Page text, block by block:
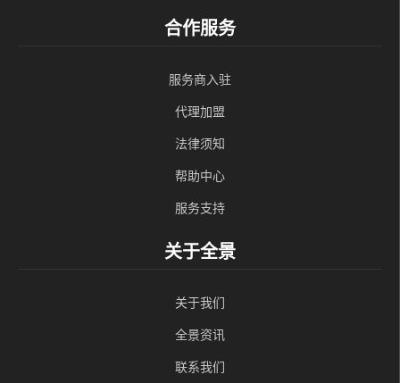
合作服务
服务商入驻
代理加盟
法律须知
帮助中心
服务支持
关于全景
关于我们
全景资讯
联系我们